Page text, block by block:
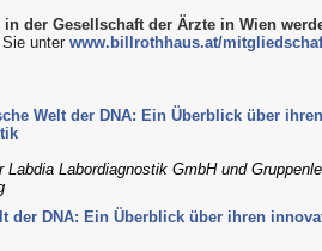
der Gesellschaft der Ärzte in Wien
Sie unterwww.billrothhaus.at/
Welt der DNA: Ein Überblick über
Labdia Labordiagnostik GmbH und
der DNA: Ein Überblick über ihren